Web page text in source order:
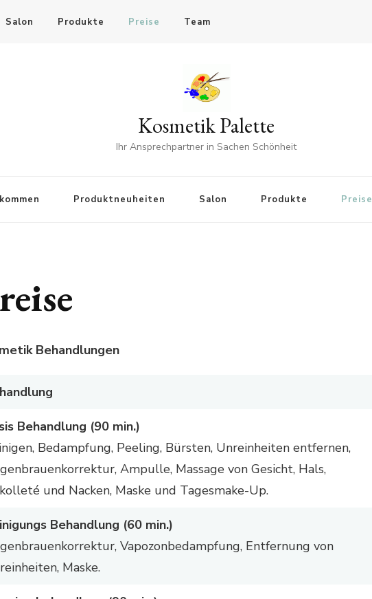
Salon Produkte Preise Team
Kosmetik Palette
Ihr Ansprechpartner in Sachen Schönheit
Produktneuheiten Salon Produkte Preise
Behandlungen
Behandlung (90 min.)
Bedampfung, Peeling, Bürsten, Unreinheiten entfernen,
Ampulle, Massage von Gesicht, Hals,
und Nacken, Maske und Tagesmake-Up.
Behandlung (60 min.)
Vapozonbedampfung, Entfernung von
Maske.